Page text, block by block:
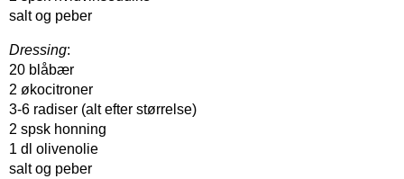
salt og peber
Dressing:
20 blåbær
2 økocitroner
3-6 radiser (alt efter størrelse)
2 spsk honning
1 dl olivenolie
salt og peber